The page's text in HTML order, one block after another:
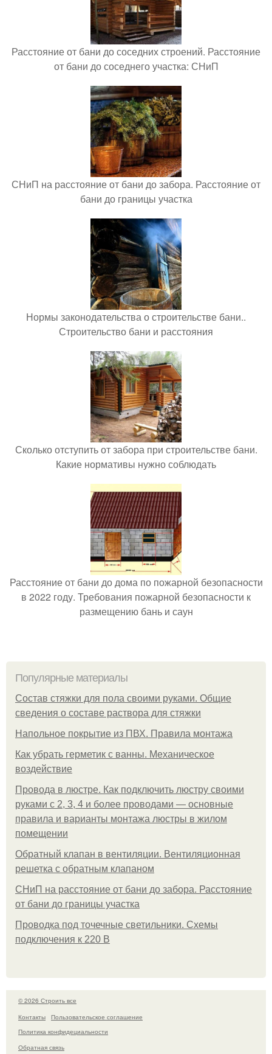
Расстояние от бани до соседних строений. Расстояние
от бани до соседнего участка: СНиП
СНиП на расстояние от бани до забора. Расстояние от
бани до границы участка
Нормы законодательства о строительстве бани..
Строительство бани и расстояния
Сколько отступить от забора при строительстве бани.
Какие нормативы нужно соблюдать
Расстояние от бани до дома по пожарной безопасности
в 2022 году. Требования пожарной безопасности к
размещению бань и саун
Популярные материалы
Состав стяжки для пола своими руками. Общие
сведения о составе раствора для стяжки
Напольное покрытие из ПВХ. Правила монтажа
Как убрать герметик с ванны. Механическое
воздействие
Провода в люстре. Как подключить люстру своими
руками с 2, 3, 4 и более проводами — основные
правила и варианты монтажа люстры в жилом
помещении
Обратный клапан в вентиляции. Вентиляционная
решетка с обратным клапаном
СНиП на расстояние от бани до забора. Расстояние
от бани до границы участка
Проводка под точечные светильники. Схемы
подключения к 220 В
© 2026 Строить все
Контакты
Пользовательское соглашение
Политика конфидециальности
Обратная связь